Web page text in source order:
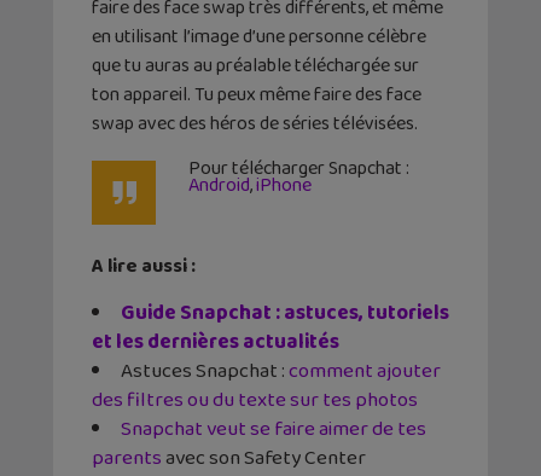
faire des face swap très différents, et même
en utilisant l’image d’une personne célèbre
que tu auras au préalable téléchargée sur
ton appareil. Tu peux même faire des face
swap avec des héros de séries télévisées.
Pour télécharger Snapchat :
Android,iPhone
A lire aussi :
Guide Snapchat : astuces, tutoriels
et les dernières actualités
Astuces Snapchat :comment ajouter
des filtres ou du texte sur tes photos
Snapchat veut se faire aimer de tes
parentsavec son Safety Center